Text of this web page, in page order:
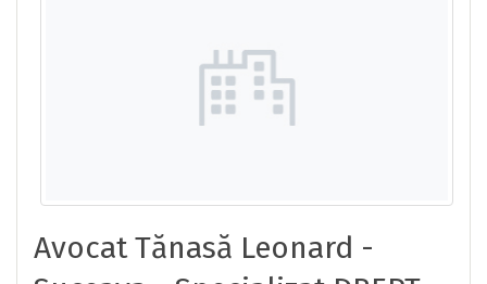
Avocat Tănasă Leonard -